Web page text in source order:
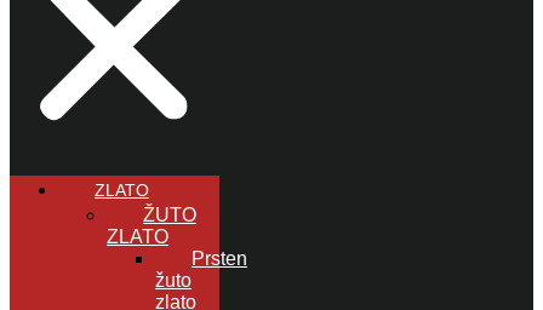
ZLATO
ŽUTO
ZLATO
Prsten
žuto
zlato